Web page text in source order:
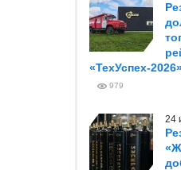
«ТехУспех-
979
24